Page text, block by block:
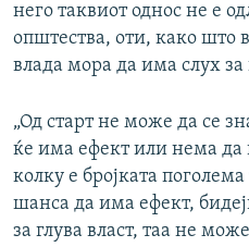
него таквиот однос не е
општества, оти, како што
влада мора да има слух за
„Од старт не може да се
ќе има ефект или нема да
колку е бројката
шанса да има ефект,
за глува власт, таа не